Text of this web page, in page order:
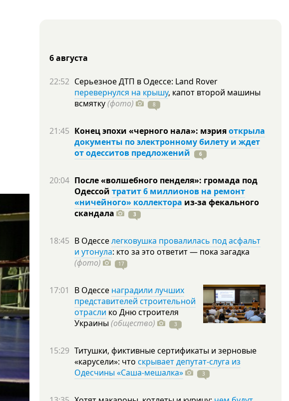
6 августа
22:52 Серьезное ДТП в Одессе: Land Rover
перевернулся на крышу, капот второй машины
всмятку(фото) 8
21:45 Конец эпохи «черного нала»: мэрияоткрыла
документы по электронному билету и ждет
от одесситов предложений
6
20:04 После «волшебного пенделя»: громада под
Одессой тратит 6 миллионов на ремонт
«ничейного» коллектора из-за фекального
скандала
3
18:45 В Одесселегковушка провалилась под асфальт
и утонула: кто за это ответит — пока загадка
(фото)
17
17:01 В Одессе наградили лучших
представителей строительной
отрасли ко Дню строителя
Украины (общество) 3
15:29 Титушки, фиктивные сертификаты и зерновые
«карусели»: что скрывает депутат-слуга из
Одесчины «Саша-мешалка»
3